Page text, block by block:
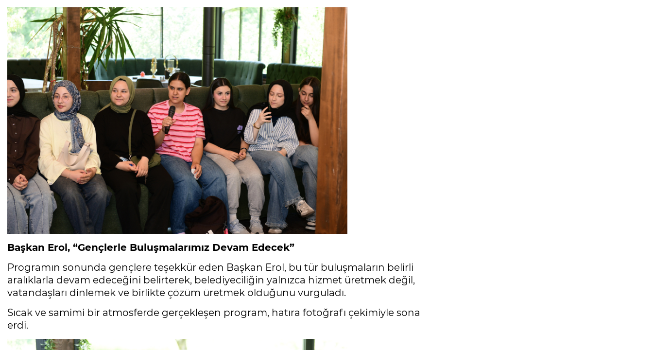
Başkan Erol, “Gençlerle Buluşmalarımız Devam Edecek”
Programın sonunda gençlere teşekkür eden Başkan Erol, bu tür buluşmaların belirli
aralıklarla devam edeceğini belirterek, belediyeciliğin yalnızca hizmet üretmek değil,
vatandaşları dinlemek ve birlikte çözüm üretmek olduğunu vurguladı.
Sıcak ve samimi bir atmosferde gerçekleşen program, hatıra fotoğrafı çekimiyle sona
erdi.